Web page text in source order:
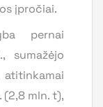
įpročiai.
pernai
sumažėjo
(2,8 mln. t),